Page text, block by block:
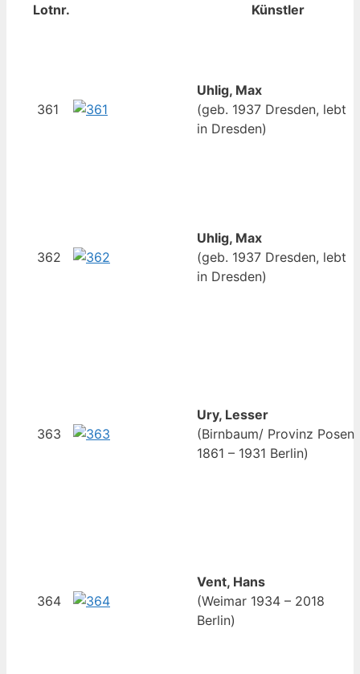
Lotnr. Künstler
361
Uhlig, Max
(geb. 1937 Dresden, lebt
in Dresden)
362
Uhlig, Max
(geb. 1937 Dresden, lebt
in Dresden)
363
Ury, Lesser
(Birnbaum/ Provinz Posen
1861 – 1931 Berlin)
364
Vent, Hans
(Weimar 1934 – 2018
Berlin)